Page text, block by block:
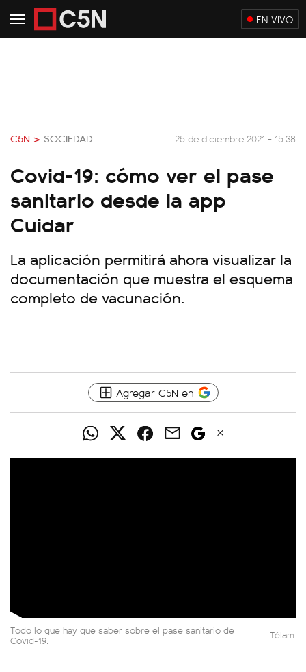
EN VIVO
C5N > SOCIEDAD 25 de diciembre 2021 - 15:38
Covid-19: cómo ver el pase
sanitario desde la app
Cuidar
La aplicación permitirá ahora visualizar la
documentación que muestra el esquema
completo de vacunación.
Agregar C5N en
Todo lo que hay que saber sobre el pase sanitario de
Covid-19. Télam.